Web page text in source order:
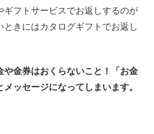
ギフトサービスでお返しするのが
きにはカタログギフトでお返し
や金券はおくらないこと！「お金
ッセージになってしまいます。